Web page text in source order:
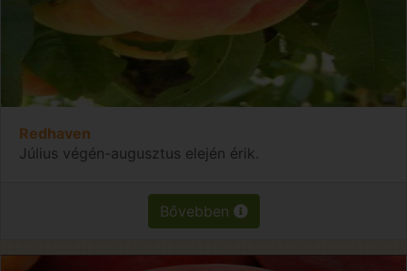
Redhaven
Július végén-augusztus elején érik.
Bővebben